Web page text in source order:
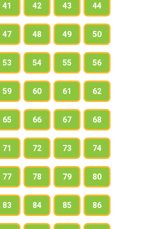
41 42 43 44
47 48 49 50
53 54 55 56
59 60 61 62
65 66 67 68
71 72 73 74
77 78 79 80
83 84 85 86